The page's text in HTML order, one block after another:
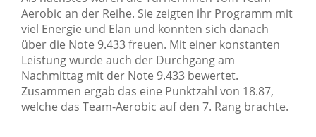
Aerobic an der Reihe. Sie zeigten ihr Programm mit
viel Energie und Elan und konnten sich danach
über die Note 9.433 freuen. Mit einer konstanten
Leistung wurde auch der Durchgang am
Nachmittag mit der Note 9.433 bewertet.
Zusammen ergab das eine Punktzahl von 18.87,
welche das Team-Aerobic auf den 7. Rang brachte.